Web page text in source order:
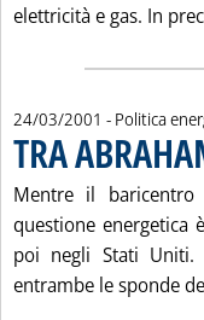
elettricità e gas. In
24/03/2001 - Politica
TRA
Mentre il baricentro
questione energetica
poi negli Stati Uniti.
entrambe le sponde